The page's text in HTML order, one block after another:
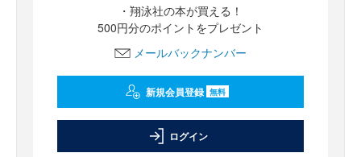
・翔泳社の本が買える！
500円分のポイントをプレゼント
メールバックナンバー
新規会員登録 無料
ログイン